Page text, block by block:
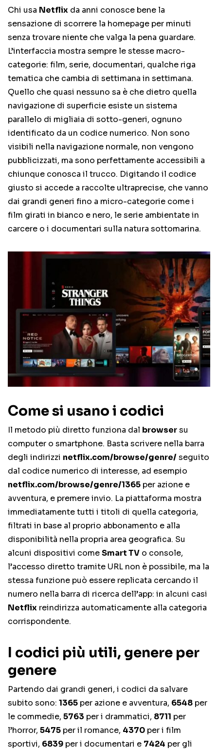
Chi usa Netflix da anni conosce bene la
sensazione di scorrere la homepage per minuti
senza trovare niente che valga la pena guardare.
L’interfaccia mostra sempre le stesse macro-
categorie: film, serie, documentari, qualche riga
tematica che cambia di settimana in settimana.
Quello che quasi nessuno sa è che dietro quella
navigazione di superficie esiste un sistema
parallelo di migliaia di sotto-generi, ognuno
identificato da un codice numerico. Non sono
visibili nella navigazione normale, non vengono
pubblicizzati, ma sono perfettamente accessibili a
chiunque conosca il trucco. Digitando il codice
giusto si accede a raccolte ultraprecise, che vanno
dai grandi generi fino a micro-categorie come i
film girati in bianco e nero, le serie ambientate in
carcere o i documentari sulla natura sottomarina.
Come si usano i codici
Il metodo più diretto funziona dal browsersu
computer o smartphone. Basta scrivere nella barra
degli indirizzi netflix.com/browse/genre/ seguito
dal codice numerico di interesse, ad esempio
netflix.com/browse/genre/1365 per azione e
avventura, e premere invio. La piattaforma mostra
immediatamente tutti i titoli di quella categoria,
filtrati in base al proprio abbonamento e alla
disponibilità nella propria area geografica. Su
alcuni dispositivi comeSmart TV o console,
l’accesso diretto tramite URL non è possibile, ma la
stessa funzione può essere replicata cercando il
numero nella barra di ricerca dell’app: in alcuni casi
Netflix reindirizza automaticamente alla categoria
corrispondente.
I codici più utili, genere per
genere
Partendo dai grandi generi, i codici da salvare
subito sono: 1365 per azione e avventura, 6548 per
le commedie, 5763 per i drammatici, 8711 per
l’horror, 5475 per il romance, 4370 per i film
sportivi, 6839 per i documentari e 7424 per gli